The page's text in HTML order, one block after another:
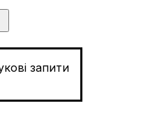
запити